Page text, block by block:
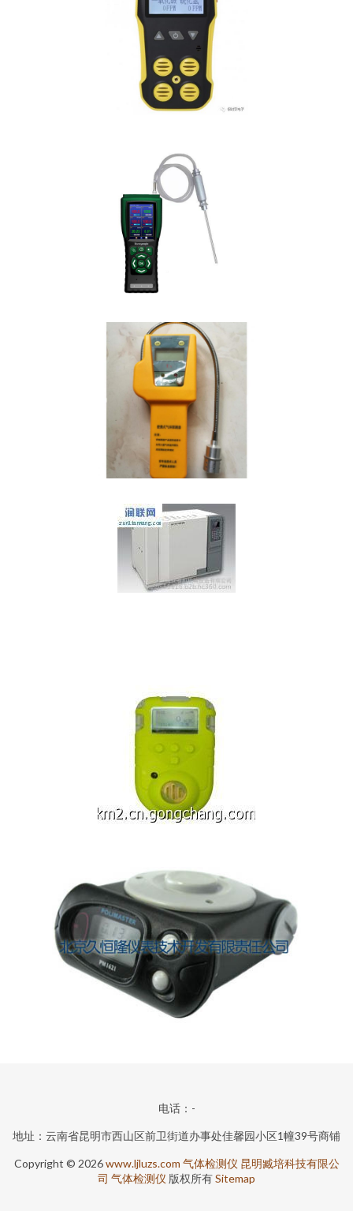
电话：-
地址：云南省昆明市西山区前卫街道办事处佳馨园小区1幢39号商铺
Copyright © 2026www.ljluzs.com 气体检测仪 昆明臧培科技有限公
司 气体检测仪 版权所有Sitemap